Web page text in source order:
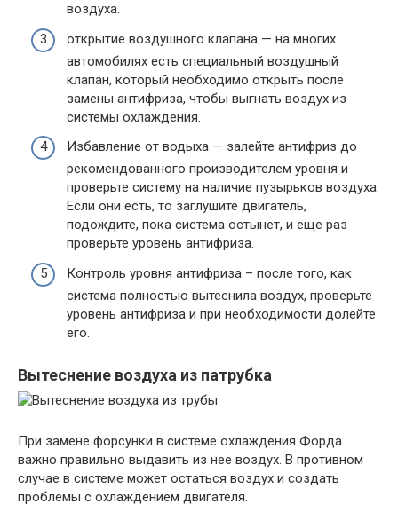
воздуха.
открытие воздушного клапана — на многих
автомобилях есть специальный воздушный
клапан, который необходимо открыть после
замены антифриза, чтобы выгнать воздух из
системы охлаждения.
Избавление от водыха — залейте антифриз до
рекомендованного производителем уровня и
проверьте систему на наличие пузырьков воздуха.
Если они есть, то заглушите двигатель,
подождите, пока система остынет, и еще раз
проверьте уровень антифриза.
Контроль уровня антифриза – после того, как
система полностью вытеснила воздух, проверьте
уровень антифриза и при необходимости долейте
его.
Вытеснение воздуха из патрубка
При замене форсунки в системе охлаждения Форда
важно правильно выдавить из нее воздух. В противном
случае в системе может остаться воздух и создать
проблемы с охлаждением двигателя.